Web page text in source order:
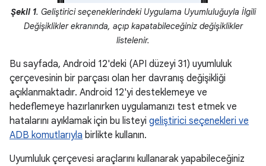
Şekil 1. Geliştirici seçeneklerindeki Uygulama Uyumluluğuyla İlgili
Değişiklikler ekranında, açıp kapatabileceğiniz değişiklikler
listelenir.
Bu sayfada, Android 12'deki (API düzeyi 31) uyumluluk
çerçevesinin bir parçası olan her davranış değişikliği
açıklanmaktadır. Android 12'yi desteklemeye ve
hedeflemeye hazırlanırken uygulamanızı test etmek ve
hatalarını ayıklamak için bu listeyi geliştirici seçenekleri ve
ADB komutlarıyla birlikte kullanın.
Uyumluluk çerçevesi araçlarını kullanarak yapabileceğiniz